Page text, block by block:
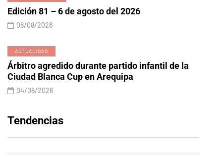
Edición 81 – 6 de agosto del 2026
06/08/2026
ACTUALIDAD
Árbitro agredido durante partido infantil de la
Ciudad Blanca Cup en Arequipa
04/08/2026
Tendencias